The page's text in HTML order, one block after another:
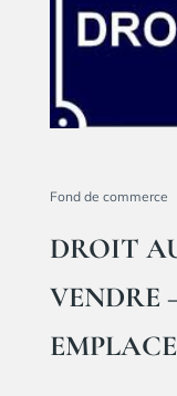
Fond de commerce
DROIT
VENDRE